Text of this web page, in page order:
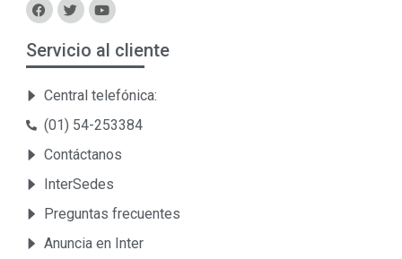
Servicio al cliente
Central telefónica:
(01) 54-253384
Contáctanos
InterSedes
Preguntas frecuentes
Anuncia en Inter